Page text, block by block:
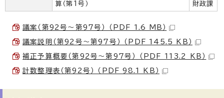
算（第1号）
財政課
議案（第92号～第97号） （PDF 1.6 MB）
議案説明（第92号～第97号） （PDF 145.5 KB）
補正予算概要（第92号～第97号） （PDF 113.2 KB）
計数整理表（第92号） （PDF 98.1 KB）